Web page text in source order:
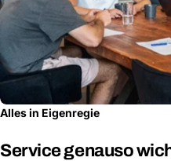
Alles in Eigenregie
Service genauso